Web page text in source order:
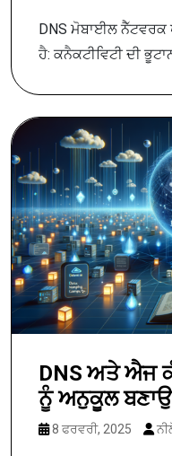
DNS ਮੋਬਾਈਲ ਨੈੱਟਵਰਕ
ਹੈ: ਕਨੈਕਟੀਵਿਟੀ ਦੀ
DNS ਅਤੇ ਐਜ
ਨੂੰ ਅਨੁਕੂਲ
8 ਫਰਵਰੀ, 2025